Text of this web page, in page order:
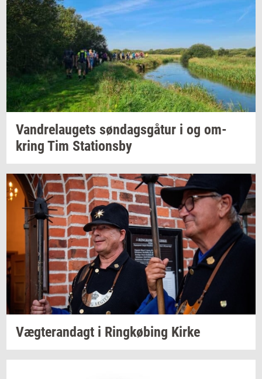
Van­d­re­lau­gets søn­dags­gå­tur i og om­
kring Tim Sta­tions­by
Væg­te­ran­dagt i Ring­kø­bing Kirke